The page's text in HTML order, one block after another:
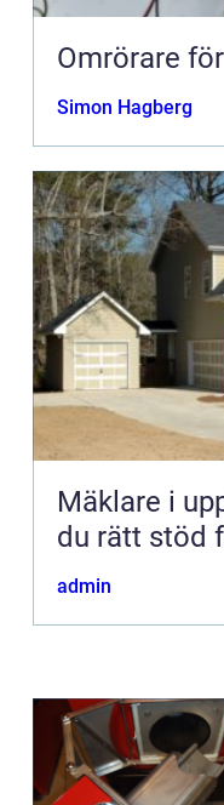
Omrörare
Simon Hagberg
Mäklare i
du rätt stöd
admin